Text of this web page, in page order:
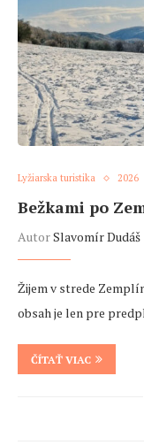
Lyžiarska turistika 2026
Bežkami po
AutorSlavomír Dudáš
Žijem v strede
obsah je len pre
ČÍTAŤ VIAC